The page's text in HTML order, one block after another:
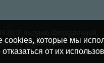
и массовых
cookies, которые мы
от их